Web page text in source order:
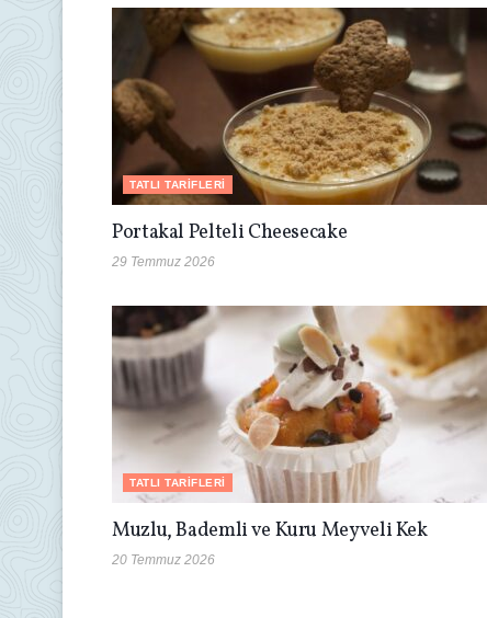
TATLI TARIFLERI
Portakal Pelteli Cheesecake
29 Temmuz 2026
TATLI TARIFLERI
Muzlu, Bademli ve Kuru Meyveli Kek
20 Temmuz 2026